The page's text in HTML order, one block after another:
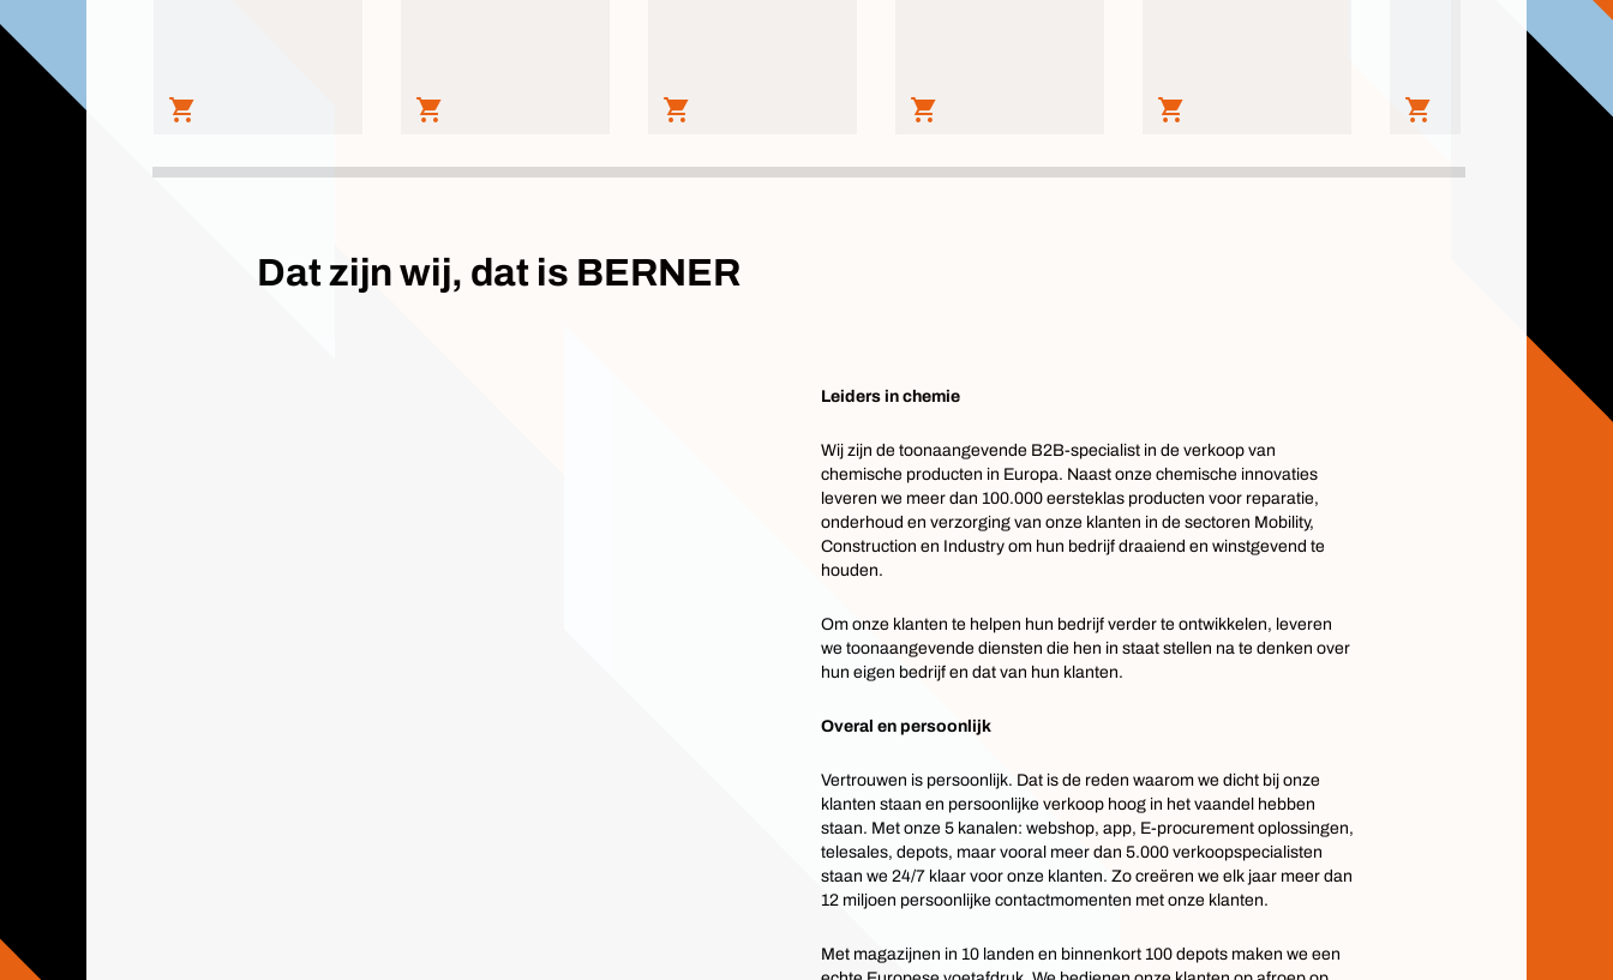
Dat zijn wij, dat is BERNER
Leiders in chemie
Wij zijn de toonaangevende B2B-specialist in de verkoop van
chemische producten in Europa. Naast onze chemische innovaties
leveren we meer dan 100.000 eersteklas producten voor reparatie,
onderhoud en verzorging van onze klanten in de sectoren Mobility,
Construction en Industry om hun bedrijf draaiend en winstgevend te
houden.
Om onze klanten te helpen hun bedrijf verder te ontwikkelen, leveren
we toonaangevende diensten die hen in staat stellen na te denken over
hun eigen bedrijf en dat van hun klanten.
Overal en persoonlijk
Vertrouwen is persoonlijk. Dat is de reden waarom we dicht bij onze
klanten staan en persoonlijke verkoop hoog in het vaandel hebben
staan. Met onze 5 kanalen: webshop, app, E-procurement oplossingen,
telesales, depots, maar vooral meer dan 5.000 verkoopspecialisten
staan we 24/7 klaar voor onze klanten. Zo creëren we elk jaar meer dan
12 miljoen persoonlijke contactmomenten met onze klanten.
Met magazijnen in 10 landen en binnenkort 100 depots maken we een